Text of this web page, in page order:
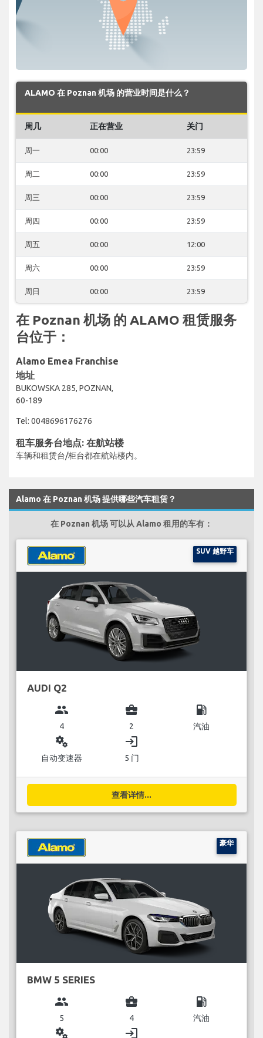
ALAMO 在 Poznan 机场 的营业时间是什么？
周几 正在营业 关门
周一 00:00 23:59
周二 00:00 23:59
周三 00:00 23:59
周四 00:00 23:59
周五 00:00 12:00
周六 00:00 23:59
周日 00:00 23:59
在 Poznan 机场 的 ALAMO 租赁服务
台位于：
Alamo Emea Franchise
地址
BUKOWSKA 285, POZNAN,
60-189
Tel: 0048696176276
租车服务台地点: 在航站楼
车辆和租赁台/柜台都在航站楼内。
Alamo 在 Poznan 机场 提供哪些汽车租赁？
在 Poznan 机场 可以从 Alamo 租用的车有：
SUV 越野车
AUDI Q2
group
4
business_center
2
local_gas_station
汽油
miscellaneous_services
自动变速器
login
5 门
查看详情...
豪华
BMW 5 SERIES
group
5
business_center
4
local_gas_station
汽油
miscellaneous_services login